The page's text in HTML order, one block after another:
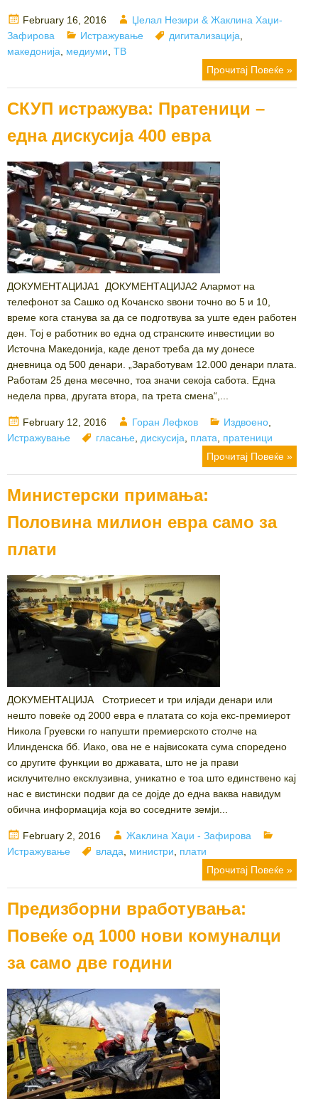
Posted
on
February 16, 2016 Author
Џелал Незири & Жаклина Хаџи-
Зафирова
Categories
Истражување Tags
дигитализација
македонија
медиуми ТВ
Прочитај Повеќе »
СКУП истражува: Пратеници –
една дискусија 400 евра
ДОКУМЕНТАЦИЈА1 ДОКУМЕНТАЦИЈА2 Aлармот на
телефонот за Сашко од Кочанско ѕвони точно во 5 и 10,
време кога станува за да се подготвува за уште еден работен
ден. Тој е работник во една од странските инвестиции во
Источна Македонија, каде денот треба да му донесе
дневница од 500 денари. „Заработувам 12.000 денари плата.
Работам 25 дена месечно, тоа значи секоја сабота. Една
недела прва, другата втора, па трета смена“,...
Posted
on
February 12, 2016 Author
Горан Лефков Categories
Издвоено
Истражување
Tags
гласање дискусија плата
пратеници
Прочитај Повеќе »
Министерски примања:
Половина милион евра само за
плати
ДОКУМЕНТАЦИЈА Стотриесет и три илјади денари или
нешто повеќе од 2000 евра е платата со која екс-премиерот
Никола Груевски го напушти премиерското столче на
Илинденска бб. Иако, ова не е највисоката сума споредено
со другите функции во државата, што не ја прави
исклучително ексклузивна, уникатно е тоа што единствено кај
нас е вистински подвиг да се дојде до една ваква навидум
обична информација која во соседните земји...
Posted
on
February 2, 2016 Author
Жаклина Хаџи - Зафирова
Истражување
Tags
влада министри
плати
Прочитај Повеќе »
Предизборни вработувања:
Повеќе од 1000 нови комуналци
за само две години